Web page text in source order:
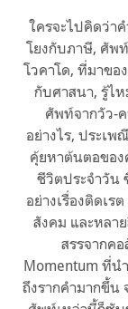
ใครจะไปคิดว่า
โยงกับภาษี, ศัพ
โวคาโด, ที่มาขอ
กับศาสนา, รู้ไ
ศัพท์จากวัว-
อย่างไร, ประเ
คุ้ยหาต้นตอของ
ชีวิตประจำวัน
อย่างเรื่องติดเ
สังคม และหลา
สรรจากค
Momentum ที่น
ถึงรากคำมากขึ้น